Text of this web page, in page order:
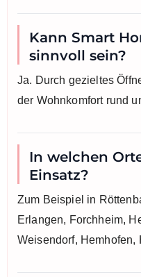
Kann Smart
sinnvoll sein?
Ja. Durch gezieltes
der Wohnkomfort rund
In welchen
Einsatz?
Zum Beispiel in
Erlangen, Forchheim,
Weisendorf, Hemhofen,